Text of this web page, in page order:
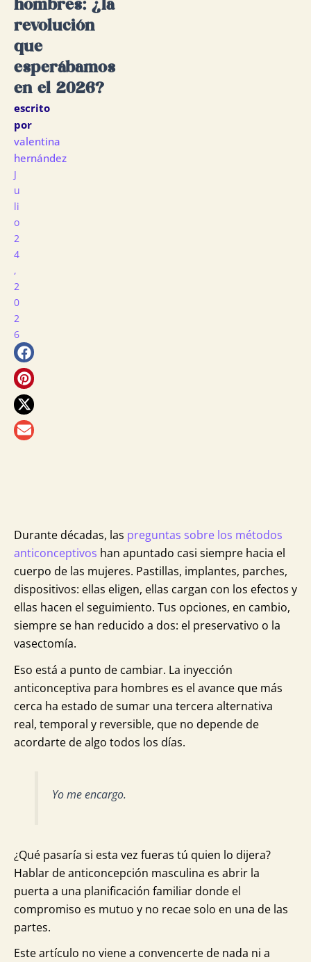
hombres: ¿la
revolución
que
esperábamos
en el 2026?
escrito
por
valentina
hernández
J
U
Li
O
2
4
,
2
0
2
6
Durante décadas, las preguntas sobre los métodos
anticonceptivos han apuntado casi siempre hacia el
cuerpo de las mujeres. Pastillas, implantes, parches,
dispositivos: ellas eligen, ellas cargan con los efectos y
ellas hacen el seguimiento. Tus opciones, en cambio,
siempre se han reducido a dos: el preservativo o la
vasectomía.
Eso está a punto de cambiar. La inyección
anticonceptiva para hombres es el avance que más
cerca ha estado de sumar una tercera alternativa
real, temporal y reversible, que no depende de
acordarte de algo todos los días.
Yo me encargo.
¿Qué pasaría si esta vez fueras tú quien lo dijera?
Hablar de anticoncepción masculina es abrir la
puerta a una planificación familiar donde el
compromiso es mutuo y no recae solo en una de las
partes.
Este artículo no viene a convencerte de nada ni a